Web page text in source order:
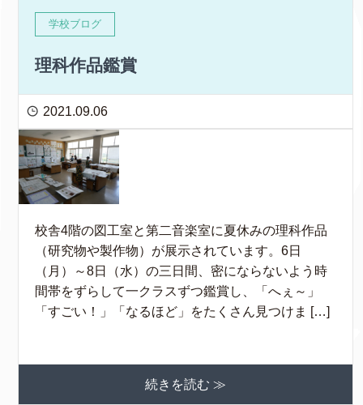
学校ブログ
理科作品鑑賞
2021.09.06
校舎4階の図工室と第二音楽室に夏休みの理科作品
（研究物や製作物）が展示されています。6日
（月）～8日（水）の三日間、密にならないよう時
間帯をずらして一クラスずつ鑑賞し、「へぇ～」
「すごい！」「なるほど」をたくさん見つけま […]
続きを読む ≫